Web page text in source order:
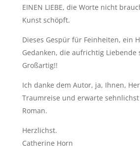
EINEN LIEBE, die Worte nicht
Kunst schöpft.
Dieses Gespür für Feinheiten, ein
Gedanken, die aufrichtig Liebende
Großartig!!
Ich danke dem Autor, ja, Ihnen,
Traumreise und erwarte
Roman.
Herzlichst.
Catherine Horn